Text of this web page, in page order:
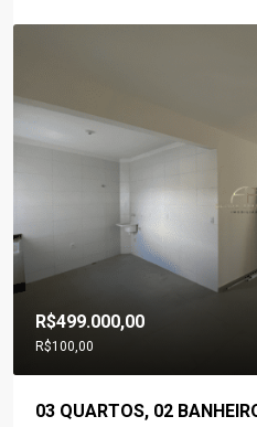
R$499.000,00
R$100,00
03 QUARTOS, 02